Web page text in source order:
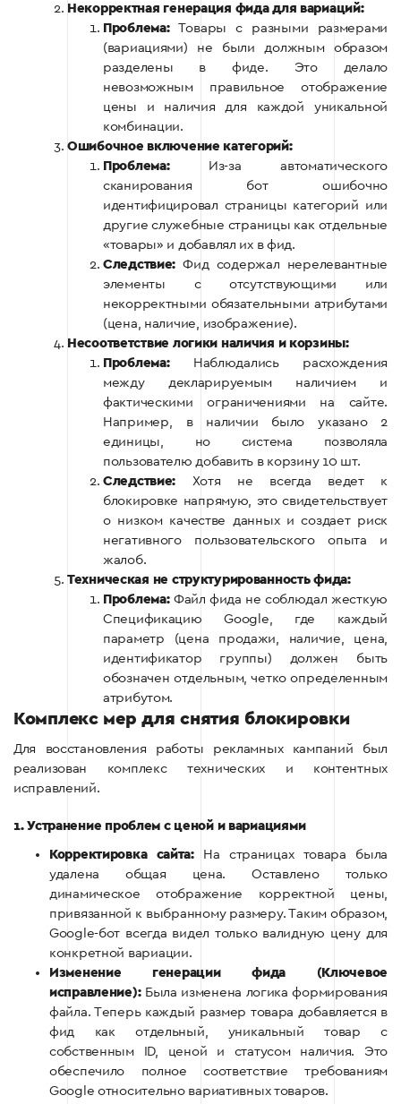
Некорректная генерация фида для вариаций:
Проблема:Товары с разными размерами
(вариациями) не были должным образом
разделены в фиде. Это делало
невозможным правильное отображение
цены и наличия для каждой уникальной
комбинации.
Ошибочное включение категорий:
Проблема:Из-за автоматического
сканирования бот ошибочно
идентифицировал страницы категорий или
другие служебные страницы как отдельные
«товары» и добавлял их в фид.
Следствие: Фид содержал нерелевантные
элементы с отсутствующими или
некорректными обязательными атрибутами
(цена, наличие, изображение).
Несоответствие логики наличия и корзины:
Проблема:Наблюдались расхождения
между декларируемым наличием и
фактическими ограничениями на сайте.
Например, в наличии было указано 2
единицы, но система позволяла
пользователю добавить в корзину 10 шт.
Следствие: Хотя не всегда ведет к
блокировке напрямую, это свидетельствует
о низком качестве данных и создает риск
негативного пользовательского опыта и
жалоб.
Техническая не структурированность фида:
Проблема:Файл фида не соблюдал жесткую
Спецификацию Google, где каждый
параметр (цена продажи, наличие, цена,
идентификатор группы) должен быть
обозначен отдельным, четко определенным
атрибутом.
Комплекс мер для снятия блокировки
Для восстановления работы рекламных кампаний был
реализован комплекс технических и контентных
исправлений.
1. Устранение проблем с ценой и вариациями
Корректировка сайта:На страницах товара была
удалена общая цена. Оставлено только
динамическое отображение корректной цены,
привязанной к выбранному размеру. Таким образом,
Google-бот всегда видел только валидную цену для
конкретной вариации.
Изменение генерации фида (Ключевое
исправление):Была изменена логика формирования
файла. Теперь каждый размер товара добавляется в
фид как отдельный, уникальный товар с
собственным ID, ценой и статусом наличия. Это
обеспечило полное соответствие требованиям
Google относительно вариативных товаров.